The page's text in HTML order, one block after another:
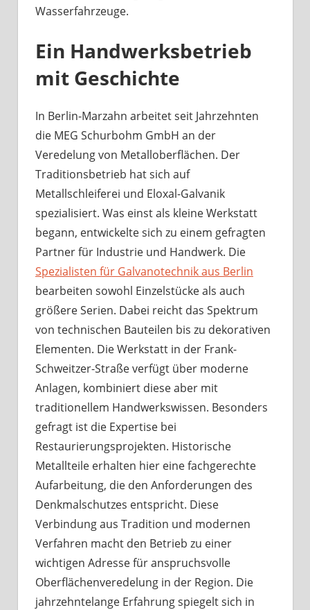
Wasserfahrzeuge.
Ein Handwerksbetrieb
mit Geschichte
In Berlin-Marzahn arbeitet seit Jahrzehnten
die MEG Schurbohm GmbH an der
Veredelung von Metalloberflächen. Der
Traditionsbetrieb hat sich auf
Metallschleiferei und Eloxal-Galvanik
spezialisiert. Was einst als kleine Werkstatt
begann, entwickelte sich zu einem gefragten
Partner für Industrie und Handwerk. Die
Spezialisten für Galvanotechnik aus Berlin
bearbeiten sowohl Einzelstücke als auch
größere Serien. Dabei reicht das Spektrum
von technischen Bauteilen bis zu dekorativen
Elementen. Die Werkstatt in der Frank-
Schweitzer-Straße verfügt über moderne
Anlagen, kombiniert diese aber mit
traditionellem Handwerkswissen. Besonders
gefragt ist die Expertise bei
Restaurierungsprojekten. Historische
Metallteile erhalten hier eine fachgerechte
Aufarbeitung, die den Anforderungen des
Denkmalschutzes entspricht. Diese
Verbindung aus Tradition und modernen
Verfahren macht den Betrieb zu einer
wichtigen Adresse für anspruchsvolle
Oberflächenveredelung in der Region. Die
jahrzehntelange Erfahrung spiegelt sich in